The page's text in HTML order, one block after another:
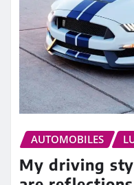
AUTOMOBILES
My driving